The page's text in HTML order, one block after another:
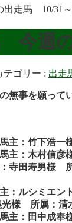
走馬 10/31～
今週
テゴリー : 出走
無事を願って
主：竹下浩
主：木村信
寺田寿男様
：ルシミエ
光様 所属：清
主：田中成